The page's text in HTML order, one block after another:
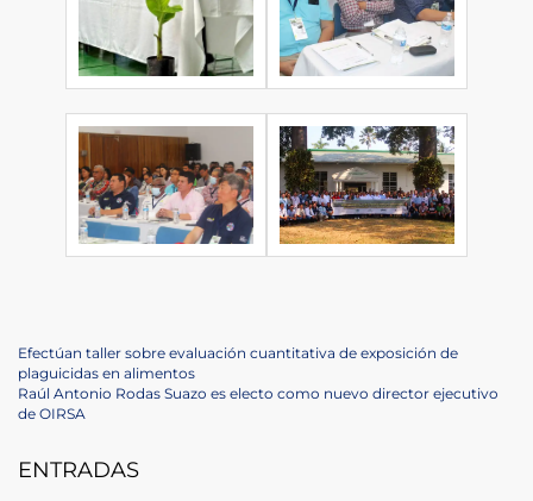
Navegación
de
Previous
Post
Efectúan taller sobre evaluación cuantitativa de exposición de
plaguicidas en alimentos
Next
Post
Raúl Antonio Rodas Suazo es electo como nuevo director ejecutivo
de OIRSA
ENTRADAS